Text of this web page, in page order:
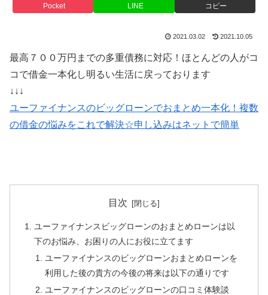
Pocket LINE コピー
2021.03.02 2021.10.05
最高７００万円までの多重債務に対応！ほとんどの人がコ
コで借金一本化し明るい生活に戻っております
↓↓↓
ユーファイナンスのビッグローンでおまとめ一本化！複数
の借金の悩みをこれで解決☆申し込みはネットで簡単
目次
ユーファイナンスビッグローンのおまとめローンは以
下のお悩み、お困りの人にお役に立てます
ユーファイナンスのビッグローンおまとめローンを
利用した後の貴方の今後の将来は以下の通りです
ユーファイナンスのビッグローンの口コミ体験談